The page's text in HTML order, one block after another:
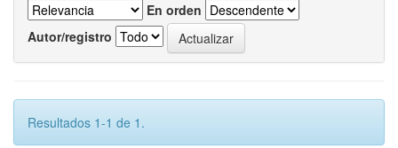
En orden
Autor/registro
Resultados 1-1 de 1.